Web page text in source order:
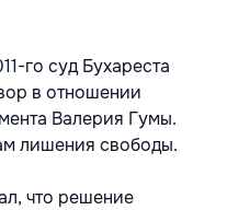
го суд Бухареста
в отношении
Валерия Гумы.
лишения свободы.
что решение